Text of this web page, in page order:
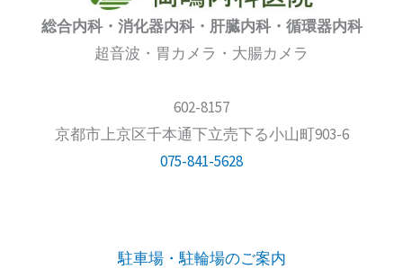
総合内科・消化器内科・肝臓内科・循環器内科
超音波・胃カメラ・大腸カメラ
602-8157
京都市上京区千本通下立売下る小山町903-6
075-841-5628
駐車場・駐輪場のご案内